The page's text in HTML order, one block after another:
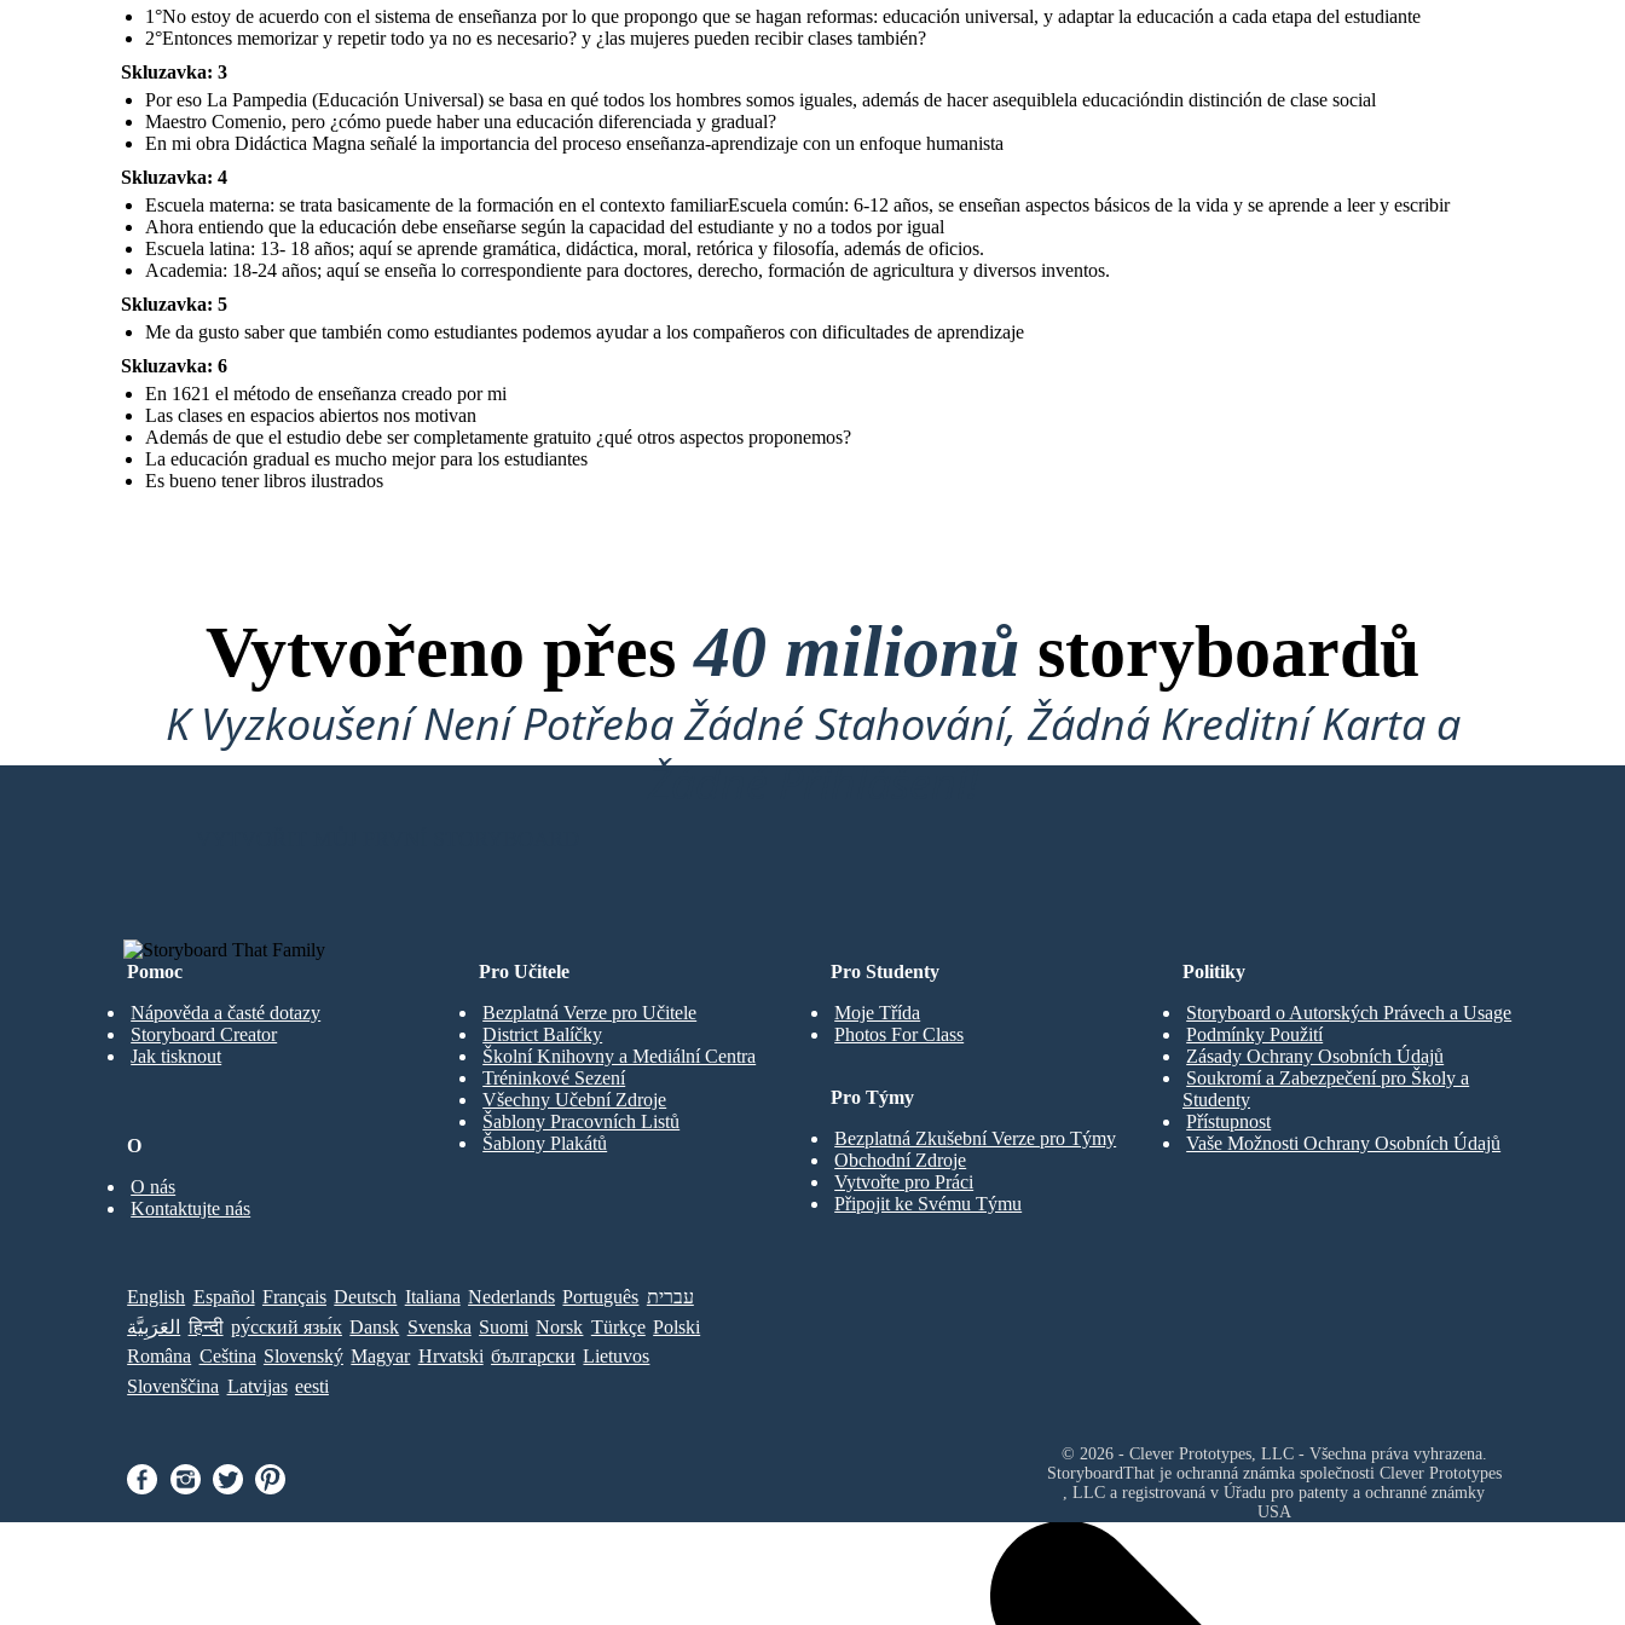
En 1621 el método de enseñanza creado por mi
gratuito ¿qué otros
espacios
abiertos nos
Es bueno tener
ilustrados
La educación
gradual es mucho
mejor para los
estudiantes
1°No estoy de acuerdo con el sistema de enseñanza por lo que propongo que se hagan reformas: educación universal, y adaptar la educación a cada etapa del estudiante
2°Entonces memorizar y repetir todo ya no es necesario? y ¿las mujeres pueden recibir clases también?
Skluzavka: 3
Por eso La Pampedia (Educación Universal) se basa en qué todos los hombres somos iguales, además de hacer asequiblela educacióndin distinción de clase social
Maestro Comenio, pero ¿cómo puede haber una educación diferenciada y gradual?
En mi obra Didáctica Magna señalé la importancia del proceso enseñanza-aprendizaje con un enfoque humanista
Skluzavka: 4
Escuela materna: se trata basicamente de la formación en el contexto familiarEscuela común: 6-12 años, se enseñan aspectos básicos de la vida y se aprende a leer y escribir
Ahora entiendo que la educación debe enseñarse según la capacidad del estudiante y no a todos por igual
Escuela latina: 13- 18 años; aquí se aprende gramática, didáctica, moral, retórica y filosofía, además de oficios.
Academia: 18-24 años; aquí se enseña lo correspondiente para doctores, derecho, formación de agricultura y diversos inventos.
Skluzavka: 5
Me da gusto saber que también como estudiantes podemos ayudar a los compañeros con dificultades de aprendizaje
Skluzavka: 6
En 1621 el método de enseñanza creado por mi
Las clases en espacios abiertos nos motivan
Además de que el estudio debe ser completamente gratuito ¿qué otros aspectos proponemos?
La educación gradual es mucho mejor para los estudiantes
Es bueno tener libros ilustrados
Vytvořeno přes40 milionů storyboardů
K Vyzkoušení Není Potřeba Žádné Stahování, Žádná Kreditní Karta a
Žádné Přihlášení!
Pomoc
Nápověda a časté dotazy
Storyboard Creator
Jak tisknout
Pro Studenty
Moje Třída
Photos For Class
Pro Učitele
Bezplatná Verze pro Učitele
District Balíčky
Školní Knihovny a Mediální Centra
Tréninkové Sezení
Všechny Učební Zdroje
Šablony Pracovních Listů
Šablony Plakátů
Pro Týmy
Bezplatná Zkušební Verze pro Týmy
Obchodní Zdroje
Vytvořte pro Práci
Připojit ke Svému Týmu
O
O nás
Kontaktujte nás
Politiky
Storyboard o Autorských Právech a Usage
Podmínky Použití
Zásady Ochrany Osobních Údajů
Soukromí a Zabezpečení pro Školy a
Studenty
Přístupnost
Vaše Možnosti Ochrany Osobních Údajů
English Español Français Deutsch Italiana Nederlands Português עברית
العَرَبِيَّة
हिन्दी ру́сский язы́к Dansk Svenska Suomi Norsk Türkçe Polski
Româna Ceština Slovenský Magyar Hrvatski български Lietuvos
Slovenščina Latvijas eesti
© 2026 - Clever Prototypes, LLC - Všechna práva vyhrazena.
StoryboardThat je ochranná známka společnosti Clever Prototypes
, LLC a registrovaná v Úřadu pro patenty a ochranné známky
USA